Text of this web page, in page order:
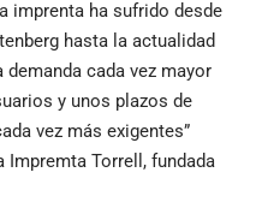
imprenta ha sufrido desde
hasta la actualidad
demanda cada vez mayor
y unos plazos de
vez más exigentes”
Impremta Torrell , fundada